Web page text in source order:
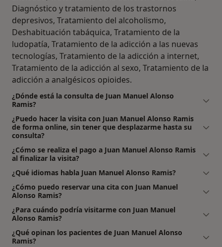
Diagnóstico y tratamiento de los trastornos
depresivos, Tratamiento del alcoholismo,
Deshabituación tabáquica, Tratamiento de la
ludopatía, Tratamiento de la adicción a las nuevas
tecnologías, Tratamiento de la adicción a internet,
Tratamiento de la adicción al sexo, Tratamiento de la
adicción a analgésicos opioides.
¿Dónde está la consulta de Juan Manuel Alonso
Ramis?
¿Puedo hacer la visita con Juan Manuel Alonso Ramis
de forma online, sin tener que desplazarme hasta su
consulta?
¿Cómo se realiza el pago a Juan Manuel Alonso Ramis
al finalizar la visita?
¿Qué idiomas habla Juan Manuel Alonso Ramis?
¿Cómo puedo reservar una cita con Juan Manuel
Alonso Ramis?
¿Para cuándo podría visitarme con Juan Manuel
Alonso Ramis?
¿Qué opinan los pacientes de Juan Manuel Alonso
Ramis?